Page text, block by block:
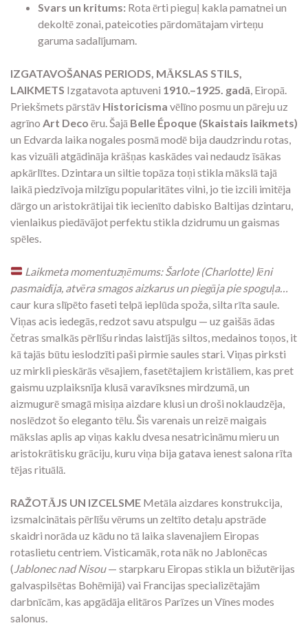
Svars un kritums: Rota ērti pieguļ kakla pamatnei un
dekoltē zonai, pateicoties pārdomātajam virteņu
garuma sadalījumam.
IZGATAVOŠANAS PERIODS, MĀKSLAS STILS,
LAIKMETS Izgatavota aptuveni 1910.–1925. gadā, Eiropā.
Priekšmets pārstāv Historicisma vēlīno posmu un pāreju uz
agrīno Art Deco ēru. Šajā Belle Époque (Skaistais laikmets)
un Edvarda laika nogales posmā modē bija daudzrindu rotas,
kas vizuāli atgādināja krāšņas kaskādes vai nedaudz īsākas
apkārlītes. Dzintara un siltie topāza toņi stikla mākslā tajā
laikā piedzīvoja milzīgu popularitātes vilni, jo tie izcili imitēja
dārgo un aristokrātijai tik iecienīto dabisko Baltijas dzintaru,
vienlaikus piedāvājot perfektu stikla dzidrumu un gaismas
spēles.
Laikmeta momentuzņēmums: Šarlote (Charlotte) lēni
pasmaidīja, atvēra smagos aizkarus un piegāja pie spoguļa…
caur kura slīpēto faseti telpā ieplūda spoža, silta rīta saule.
Viņas acis iedegās, redzot savu atspulgu — uz gaišās ādas
četras smalkās pērlīšu rindas laistījās siltos, medainos toņos, it
kā tajās būtu ieslodzīti paši pirmie saules stari. Viņas pirksti
uz mirkli pieskārās vēsajiem, fasetētajiem kristāliem, kas pret
gaismu uzplaiksnīja klusā varavīksnes mirdzumā, un
aizmugurē smagā misiņa aizdare klusi un droši noklaudzēja,
noslēdzot šo eleganto tēlu. Šis varenais un reizē maigais
mākslas aplis ap viņas kaklu dvesa nesatricināmu mieru un
aristokrātisku grāciju, kuru viņa bija gatava ienest salona rīta
tējas rituālā.
RAŽOTĀJS UN IZCELSME Metāla aizdares konstrukcija,
izsmalcinātais pērlīšu vērums un zeltīto detaļu apstrāde
skaidri norāda uz kādu no tā laika slavenajiem Eiropas
rotaslietu centriem. Visticamāk, rota nāk no Jablonēcas
(Jablonec nad Nisou— starpkaru Eiropas stikla un bižutērijas
galvaspilsētas Bohēmijā) vai Francijas specializētajām
darbnīcām, kas apgādāja elitāros Parīzes un Vīnes modes
salonus.